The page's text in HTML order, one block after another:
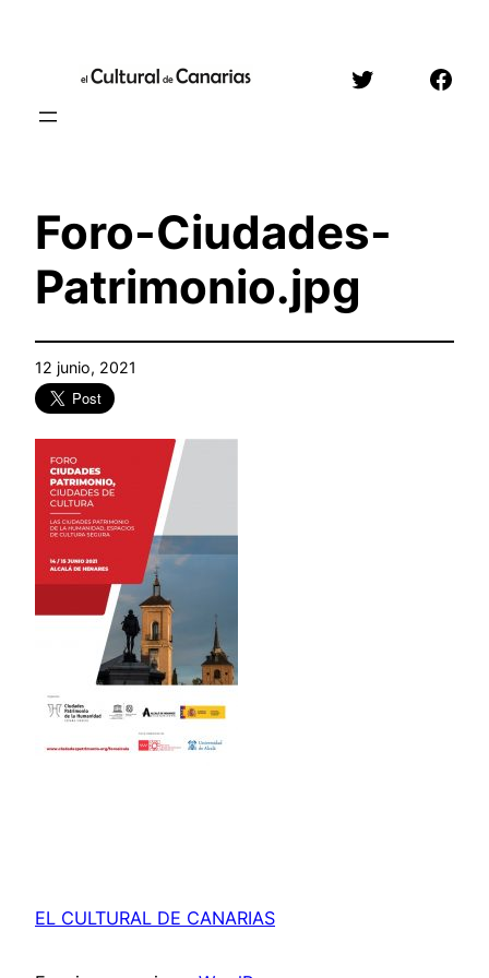
contenido
Twitter
Foro-Ciudades-
Patrimonio.jpg
12 junio, 2021
EL CULTURAL DE CANARIAS